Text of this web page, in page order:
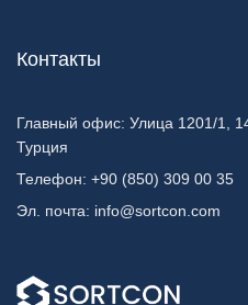
Контакты
Главный офис: Улица 1201/1,
Турция
Телефон: +90 (850) 309 00 35
Эл. почта: info@sortcon.com